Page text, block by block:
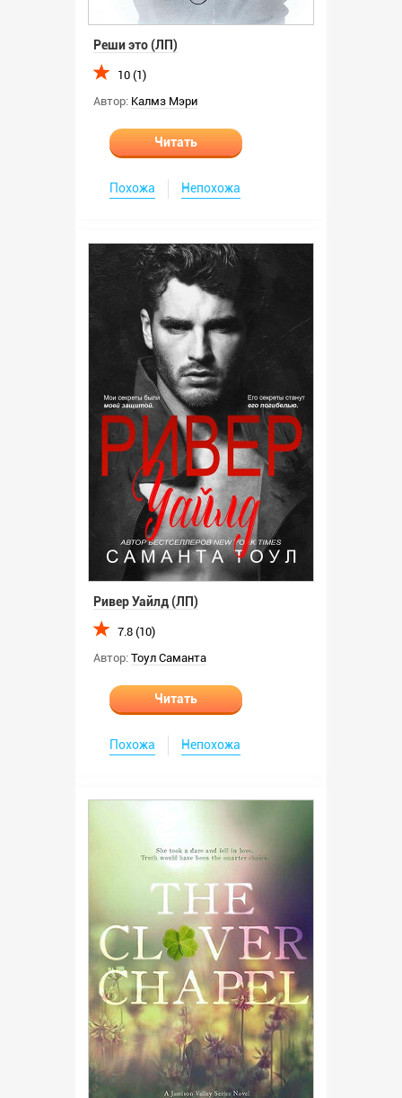
Реши это (ЛП)
10 (1)
Автор: Калмз Мэри
Читать
Похожа Непохожа
Ривер Уайлд (ЛП)
7.8 (10)
Автор: Тоул Саманта
Читать
Похожа Непохожа